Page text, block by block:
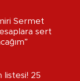
Sermet
sert
listesi! 25